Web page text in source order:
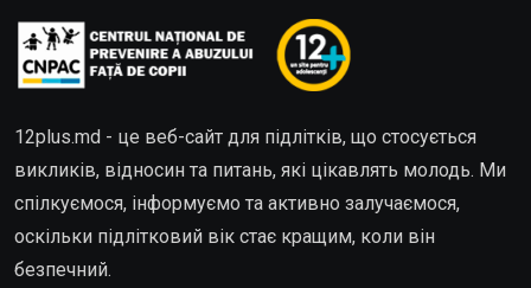
12plus.md - це веб-сайт для підлітків, що стосується
викликів, відносин та питань, які цікавлять молодь. Ми
спілкуємося, інформуємо та активно залучаємося,
оскільки підлітковий вік стає кращим, коли він
безпечний.